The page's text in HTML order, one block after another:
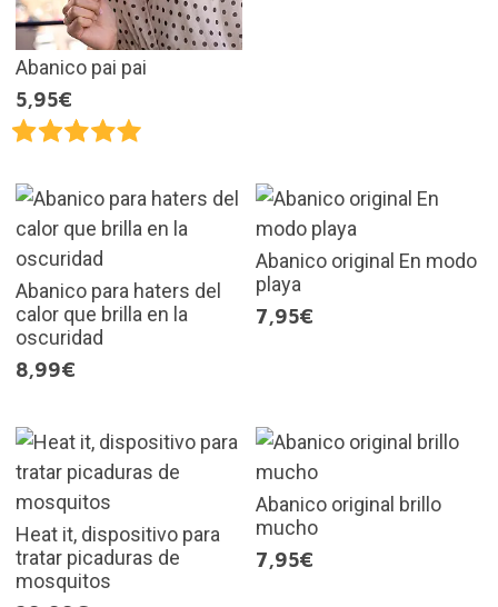
Abanico pai pai
5,95€
Abanico para haters del
calor que brilla en la
oscuridad
8,99€
Abanico original En modo
playa
7,95€
Heat it, dispositivo para
tratar picaduras de
mosquitos
Abanico original brillo
mucho
7,95€